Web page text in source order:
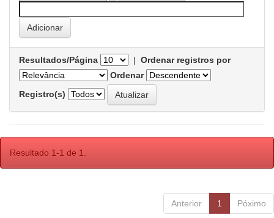
Resultados/Página | Ordenar registros por
Ordenar
Registro(s)
Resultado 1-1 de 1.
Anterior 1 Póximo